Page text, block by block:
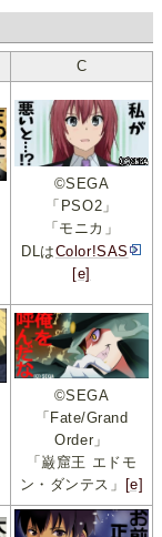
C
©SEGA
「PSO2」
「モニカ」
DLはColor!SAS
[e]
©SEGA
「Fate/Grand
Order」
「巌窟王 エドモ
ン・ダンテス」
[e]